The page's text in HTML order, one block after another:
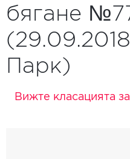
бягане
Парк)
Вижте класацията